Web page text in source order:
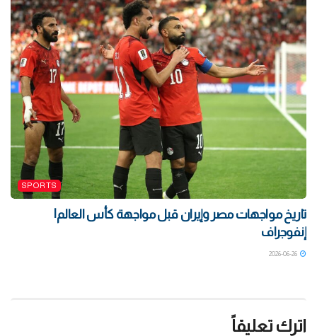
SPORTS
تاريخ مواجهات مصر وإيران قبل مواجهة كأس العالم|
إنفوجراف
اترك تعليقاً